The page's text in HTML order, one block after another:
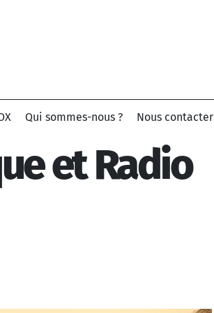
Qui sommes-nous ? Nous contacter
et Radio